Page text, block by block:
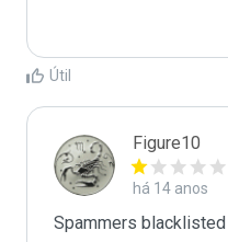
Útil
Figure10
há 14 anos
Spammers